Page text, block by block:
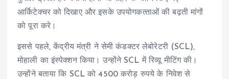
आर्किटेक्चर को दिखाए और इसके उपयोगकत्‍ताओं की बढ़ती मांगों
को पूरा करे।
इससे पहले, केंद्रीय मंत्री ने सेमी कंडक्टर लेबोरेटरी (SCL),
मोहाली का इंस्पेक्शन किया। उन्होंने SCL में रिव्यू मीटिंग की।
उन्होंने बताया कि SCL को 4500 करोड़ रुपये के निवेश से